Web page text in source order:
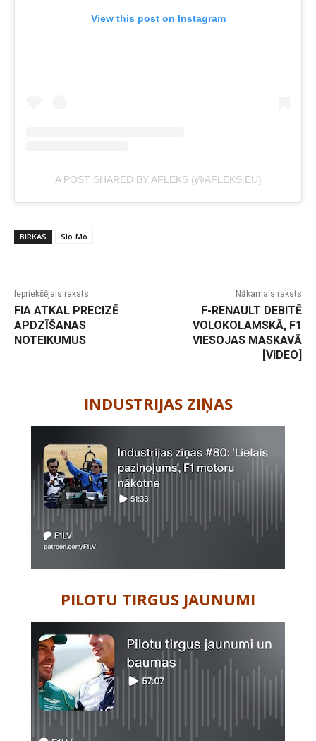
View this post on Instagram
A POST SHARED BY AFLEKS (@AFLEKS.EU)
BIRKAS Slo-Mo
Iepriekšējais raksts
FIA ATKAL PRECIZĒ
APDZĪŠANAS
NOTEIKUMUS
Nākamais raksts
F-RENAULT DEBITĒ
VOLOKOLAMSKĀ, F1
VIESOJAS MASKAVĀ
[VIDEO]
INDUSTRIJAS ZIŅAS
PILOTU TIRGUS JAUNUMI